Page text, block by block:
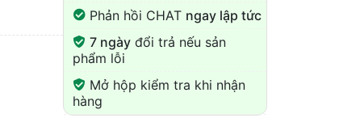
Phản hồi CHAT ngay lập tức
7 ngàyđổi trả nếu sản
phẩm lỗi
Mở hộp kiểm tra khi nhận
hàng